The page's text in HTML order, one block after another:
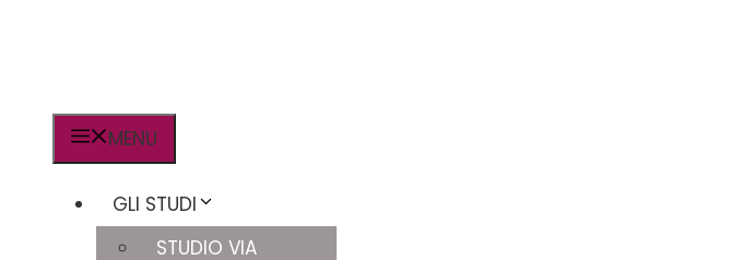
MENU
GLI STUDI
STUDIO VIA